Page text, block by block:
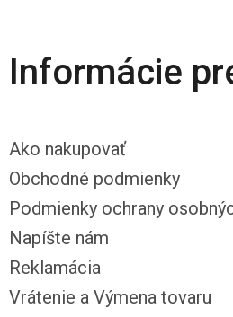
Informácie
Ako nakupovať
Obchodné podmienky
Podmienky ochrany
Napíšte nám
Reklamácia
Vrátenie a Výmena tovaru